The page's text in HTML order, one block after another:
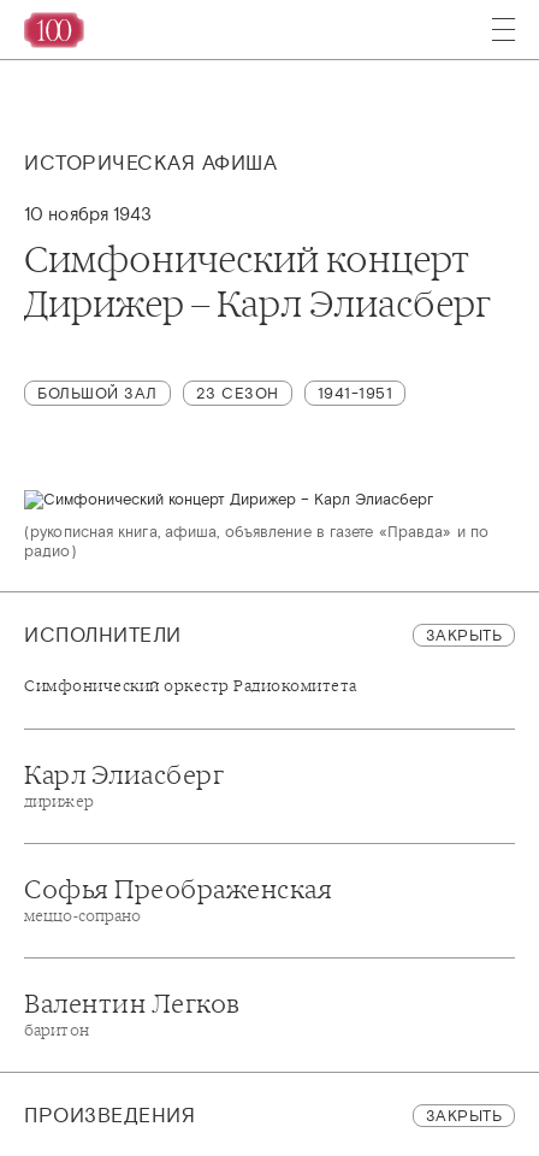
ИСТОРИЧЕСКАЯ АФИША
10 ноября 1943
Симфонический концерт
Дирижер – Карл Элиасберг
БОЛЬШОЙ ЗАЛ 23 СЕЗОН 1941-1951
(рукописная книга, афиша, объявление в газете «Правда» и по
радио)
ИСПОЛНИТЕЛИ ЗАКРЫТЬ
Симфонический оркестр Радиокомитета
Карл Элиасберг
дирижер
Софья Преображенская
меццо-сопрано
Валентин Легков
баритон
ПРОИЗВЕДЕНИЯ ЗАКРЫТЬ